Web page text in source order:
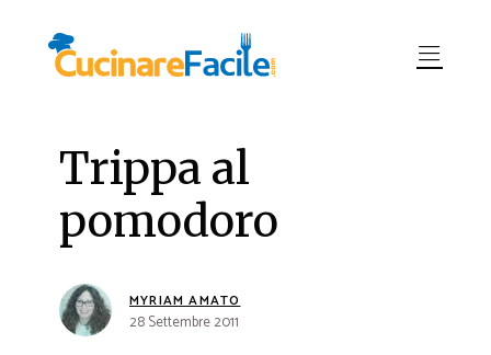
Trippa al
pomodoro
MYRIAM AMATO
28 Settembre 2011